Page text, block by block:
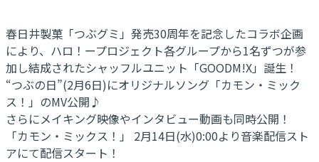
春日井製菓「つぶグミ」発売30周年を記念したコラボ企画
により、ハロ！ープロジェクト各グループから1名ずつが参
加し結成されたシャッフルユニット「GOODM!X」誕生！
“つぶの日”(2月6日)にオリジナルソング「カモン・ミック
ス！」のMV公開♪
さらにメイキング映像やインタビュー動画も同時公開！
「カモン・ミックス！」 2月14日(水)0:00より音楽配信スト
アにて配信スタート！